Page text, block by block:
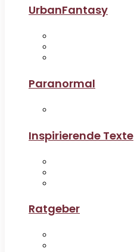
UrbanFantasy
Paranormal
Inspirierende Texte
Ratgeber